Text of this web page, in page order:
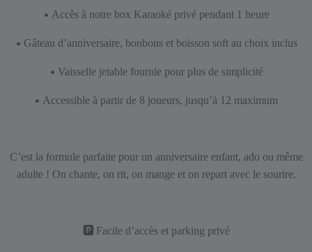
• Accès à notre box Karaoké privé pendant 1 heure
• Gâteau d’anniversaire, bonbons et boisson soft au choix inclus
• Vaisselle jetable fournie pour plus de simplicité
• Accessible à partir de 8 joueurs, jusqu’à 12 maximum
C’est la formule parfaite pour un anniversaire enfant, ado ou même
adulte ! On chante, on rit, on mange et on repart avec le sourire.
🅿️ Facile d’accès et parking privé